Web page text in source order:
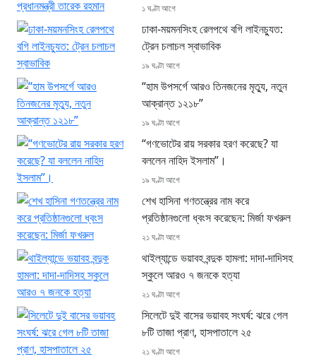
১ ঘণ্টা আগে
ঢাকা-ময়মনসিংহ রেলপথে বগি লাইনচ্যুত:
ট্রেন চলাচল স্বাভাবিক
১৯ ঘণ্টা আগে
“হাম উপসর্গে আরও তিনজনের মৃত্যু, নতুন
আক্রান্ত ১২১৮”
১৯ ঘণ্টা আগে
“গণভোটের রায় সরকার হরণ করেছে? যা
বললেন নাহিদ ইসলাম”।
১৯ ঘণ্টা আগে
শেখ হাসিনা গণতন্ত্রের নাম করে
প্রতিষ্ঠানগুলো ধ্বংস করেছেন: মির্জা ফখরুল
২১ ঘণ্টা আগে
থাইল্যান্ডে ভয়াবহ বন্দুক হামলা: দাদা-দাদিসহ
স্কুলে আরও ৭ জনকে হত্যা
২১ ঘণ্টা আগে
সিলেটে দুই বাসের ভয়াবহ সংঘর্ষ: ঝরে গেল
৮টি তাজা প্রাণ, হাসপাতালে ২৫
২১ ঘণ্টা আগে